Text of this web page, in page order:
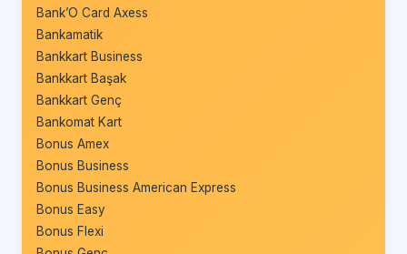
Bank’O Card Axess
Bankamatik
Bankkart Business
Bankkart Başak
Bankkart Genç
Bankomat Kart
Bonus Amex
Bonus Business
Bonus Business American Express
Bonus Easy
Bonus Flexi